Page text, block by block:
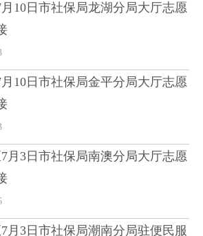
10日市社保局龙湖分局大厅志愿
10日市社保局金平分局大厅志愿
月3日市社保局南澳分局大厅志愿
月3日市社保局潮南分局驻便民服